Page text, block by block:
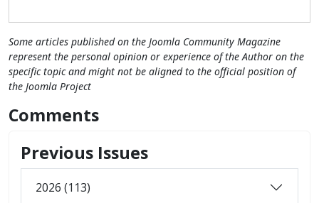
Some articles published on the Joomla Community Magazine
represent the personal opinion or experience of the Author on the
specific topic and might not be aligned to the official position of
the Joomla Project
Comments
Previous Issues
2026 (113)